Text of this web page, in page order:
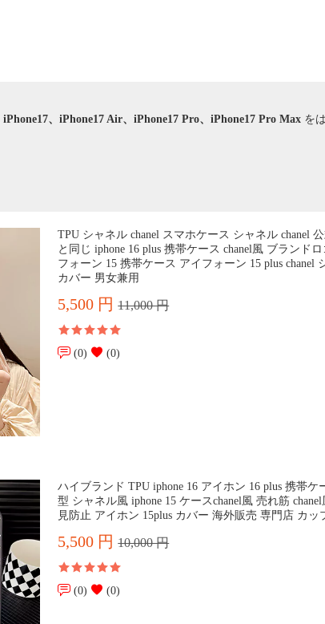
iPhone17、iPhone17 Air、iPhone17 Pro、iPhone17 Pro Max を
TPU シャネル chanel スマホケース シャネル chanel
と同じ iphone 16 plus 携帯ケース chanel風 ブランド
フォーン 15 携帯ケース アイフォーン 15 plus chanel
カバー 男女兼用
5,500 円11,000 円
(0) (0)
ハイブランド TPU iphone 16 アイホン 16 plus 携帯ケ
型 シャネル風 iphone 15 ケースchanel風 売れ筋
見防止 アイホン 15plus カバー 海外販売 専門店 カッ
5,500 円10,000 円
(0) (0)